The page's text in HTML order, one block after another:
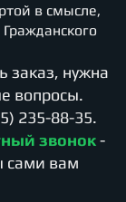
в смысле,
заказ, нужна
вопросы.
235-88-35.
звонок -
сами вам